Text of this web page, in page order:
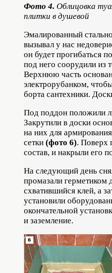
Фото 4. Облицовка
плитки в душевой
Эмалированный
вызывал у нас
он будет прогибаться
под него соорудили из
Верхнюю часть
электрорубанком,
борта сантехники.
Под поддон положили
Закрутили в доски
на них для
сетки (фото 6). Поверх
состав, и накрыли его
На следующий день
промазали герметиком
схватившийся клей, а
установили
окончательной
и заземление.